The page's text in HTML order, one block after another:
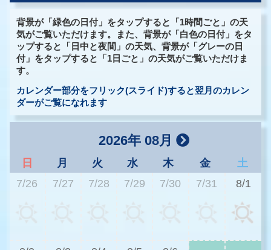
背景が「緑色の日付」をタップすると「1時間ごと」の天
気がご覧いただけます。また、背景が「白色の日付」をタ
ップすると「日中と夜間」の天気、背景が「グレーの日
付」をタップすると「1日ごと」の天気がご覧いただけま
す。
カレンダー部分をフリック(スライド)すると翌月のカレン
ダーがご覧になれます
2026年 08月
日 月 火 水 木 金
土
7/26
7/27 7/28 7/29 7/30 7/31 8/1